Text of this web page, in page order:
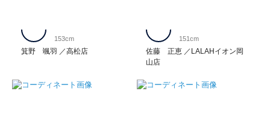
箕野 颯羽 高松店
153cm
佐藤 正恵
LALAHイオン岡
山店
151cm